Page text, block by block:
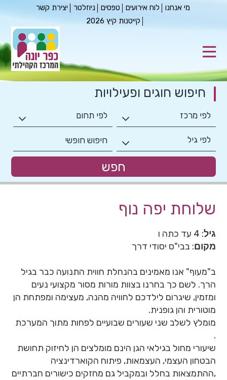
מי אנחנו לוח אירועים טפסים ניוזלטר
יצירת קשר
קייטנות קיץ 2026
חיפוש חוגים ופעילויות
שלוחת יפה נוף
גיל: 4 עד כתה ו
מקום: בבי"ס יסודי דרך
ב"מעוף" אנו מאמינים בהנחלת חווית התנועה כבר בגיל
הרך. לשם כך בחרנו בצוות מורות מסור מקצועי נעים
ומזמין, שיגרום לילדכם לחוויה מהנה, מעצימה ומפתחת הן
מוטורית והן גופנית.
מומלץ לשלב שני שעורים שבועיים לפחות מתוך המערכת
.
שיעורי מחול בגילאי הגן הינם מומלצים הן לחיזוק תחושת
הבטחון העצמי, העצמאות, פיתוח הקוארדינציה
,ההתמצאות בחלל ובמקביל גם מחזקים כישורים חברתיים